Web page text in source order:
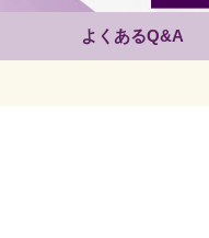
よくあるQ&A